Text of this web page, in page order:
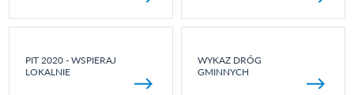
PIT 2020 - WSPIERAJ
LOKALNIE
WYKAZ DRÓG
GMINNYCH